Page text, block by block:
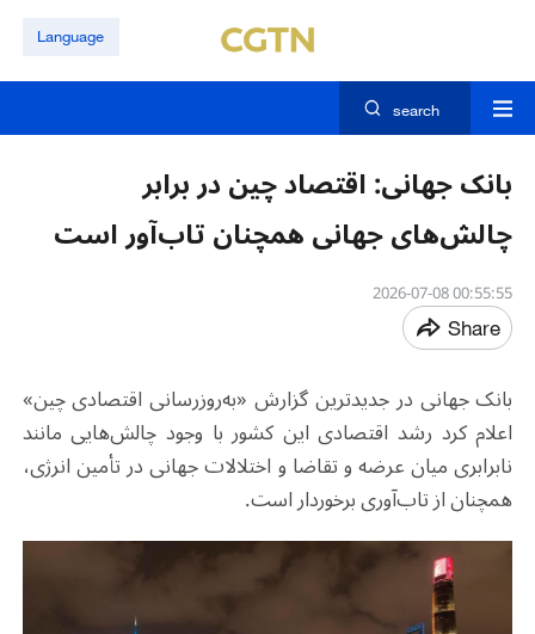
Language
search
بانک جهانی: اقتصاد چین در برابر
چالش‌های جهانی همچنان تاب‌آور است
00:55:55 2026-07-08
Share
بانک جهانی در جدیدترین گزارش «به‌روزرسانی اقتصادی چین»
اعلام کرد رشد اقتصادی این کشور با وجود چالش‌هایی مانند
نابرابری میان عرضه و تقاضا و اختلالات جهانی در تأمین انرژی،
همچنان از تاب‌آوری برخوردار است.